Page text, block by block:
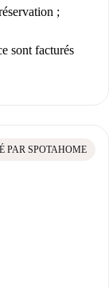
;
sont facturés
PAR SPOTAHOME